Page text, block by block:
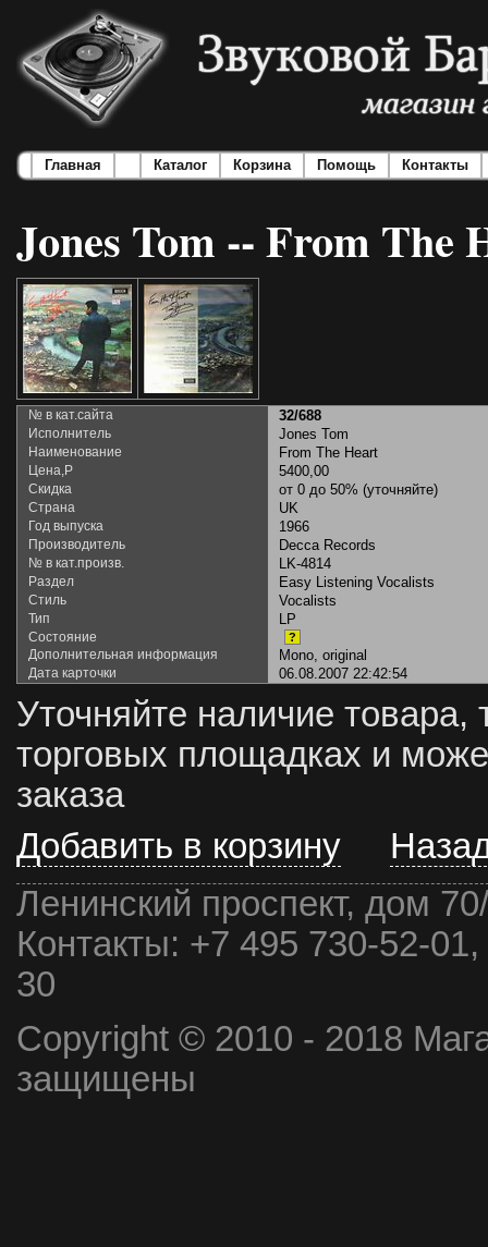
Главная Каталог Корзина Помощь Контакты
Jones Tom -- From The
№ в кат.сайта 32/688
Исполнитель Jones Tom
Наименование From The Heart
Цена,Р 5400,00
Скидка от 0 до 50% (уточняйте)
Страна UK
Год выпуска 1966
Производитель Decca Records
№ в кат.произв. LK-4814
Раздел Easy Listening Vocalists
Стиль Vocalists
Тип LP
Состояние ?
Дополнительная информация Mono, original
Дата карточки 06.08.2007 22:42:54
Уточняйте наличие товара,
торговых площадках и
заказа
Добавить в корзину
Ленинский проспект, дом
Контакты: +7 495 730-52-
30
Copyright © 2010 - 2018
защищены